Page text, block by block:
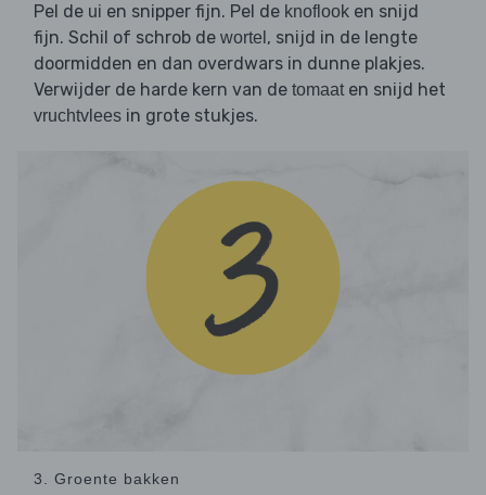
Pel de ui en snipper fijn. Pel de knoflook en snijd
fijn. Schil of schrob de wortel , snijd in de lengte
doormidden en dan overdwars in dunne plakjes.
Verwijder de harde kern van de tomaaten snijd het
vruchtvlees in grote stukjes.
3. Groente bakken